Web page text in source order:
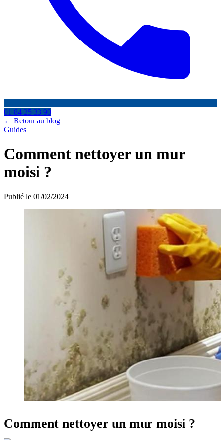
01 84 25 33 90
← Retour au blog
Guides
Comment nettoyer un mur
moisi ?
Publié le 01/02/2024
Comment nettoyer un mur moisi ?